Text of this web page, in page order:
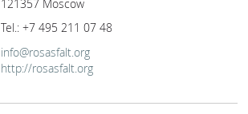
121357 Moscow
Tel.: +7 495 211 07 48
info@rosasfalt.org
http://rosasfalt.org